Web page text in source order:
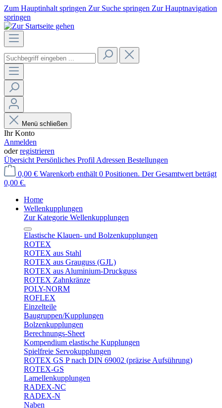
Zum Hauptinhalt springen Zur Suche springen Zur Hauptnavigation
springen
Menü schließen
Ihr Konto
Anmelden
oderregistrieren
Übersicht Persönliches Profil Adressen Bestellungen
0,00 € Warenkorb enthält 0 Positionen. Der Gesamtwert beträgt
0,00 €.
Home
Wellenkupplungen
Zur Kategorie Wellenkupplungen
Elastische Klauen- und Bolzenkupplungen
ROTEX
ROTEX aus Stahl
ROTEX aus Grauguss (GJL)
ROTEX aus Aluminium-Druckguss
ROTEX Zahnkränze
POLY-NORM
ROFLEX
Einzelteile
Baugruppen/Kupplungen
Bolzenkupplungen
Berechnungs-Sheet
Kompendium elastische Kupplungen
Spielfreie Servokupplungen
ROTEX GS P nach DIN 69002 (präzise Aufsührung)
ROTEX-GS
Lamellenkupplungen
RADEX-NC
RADEX-N
Naben